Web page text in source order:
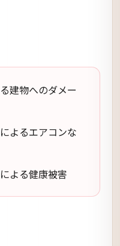
建物へのダメー
よるエアコンな
よる健康被害